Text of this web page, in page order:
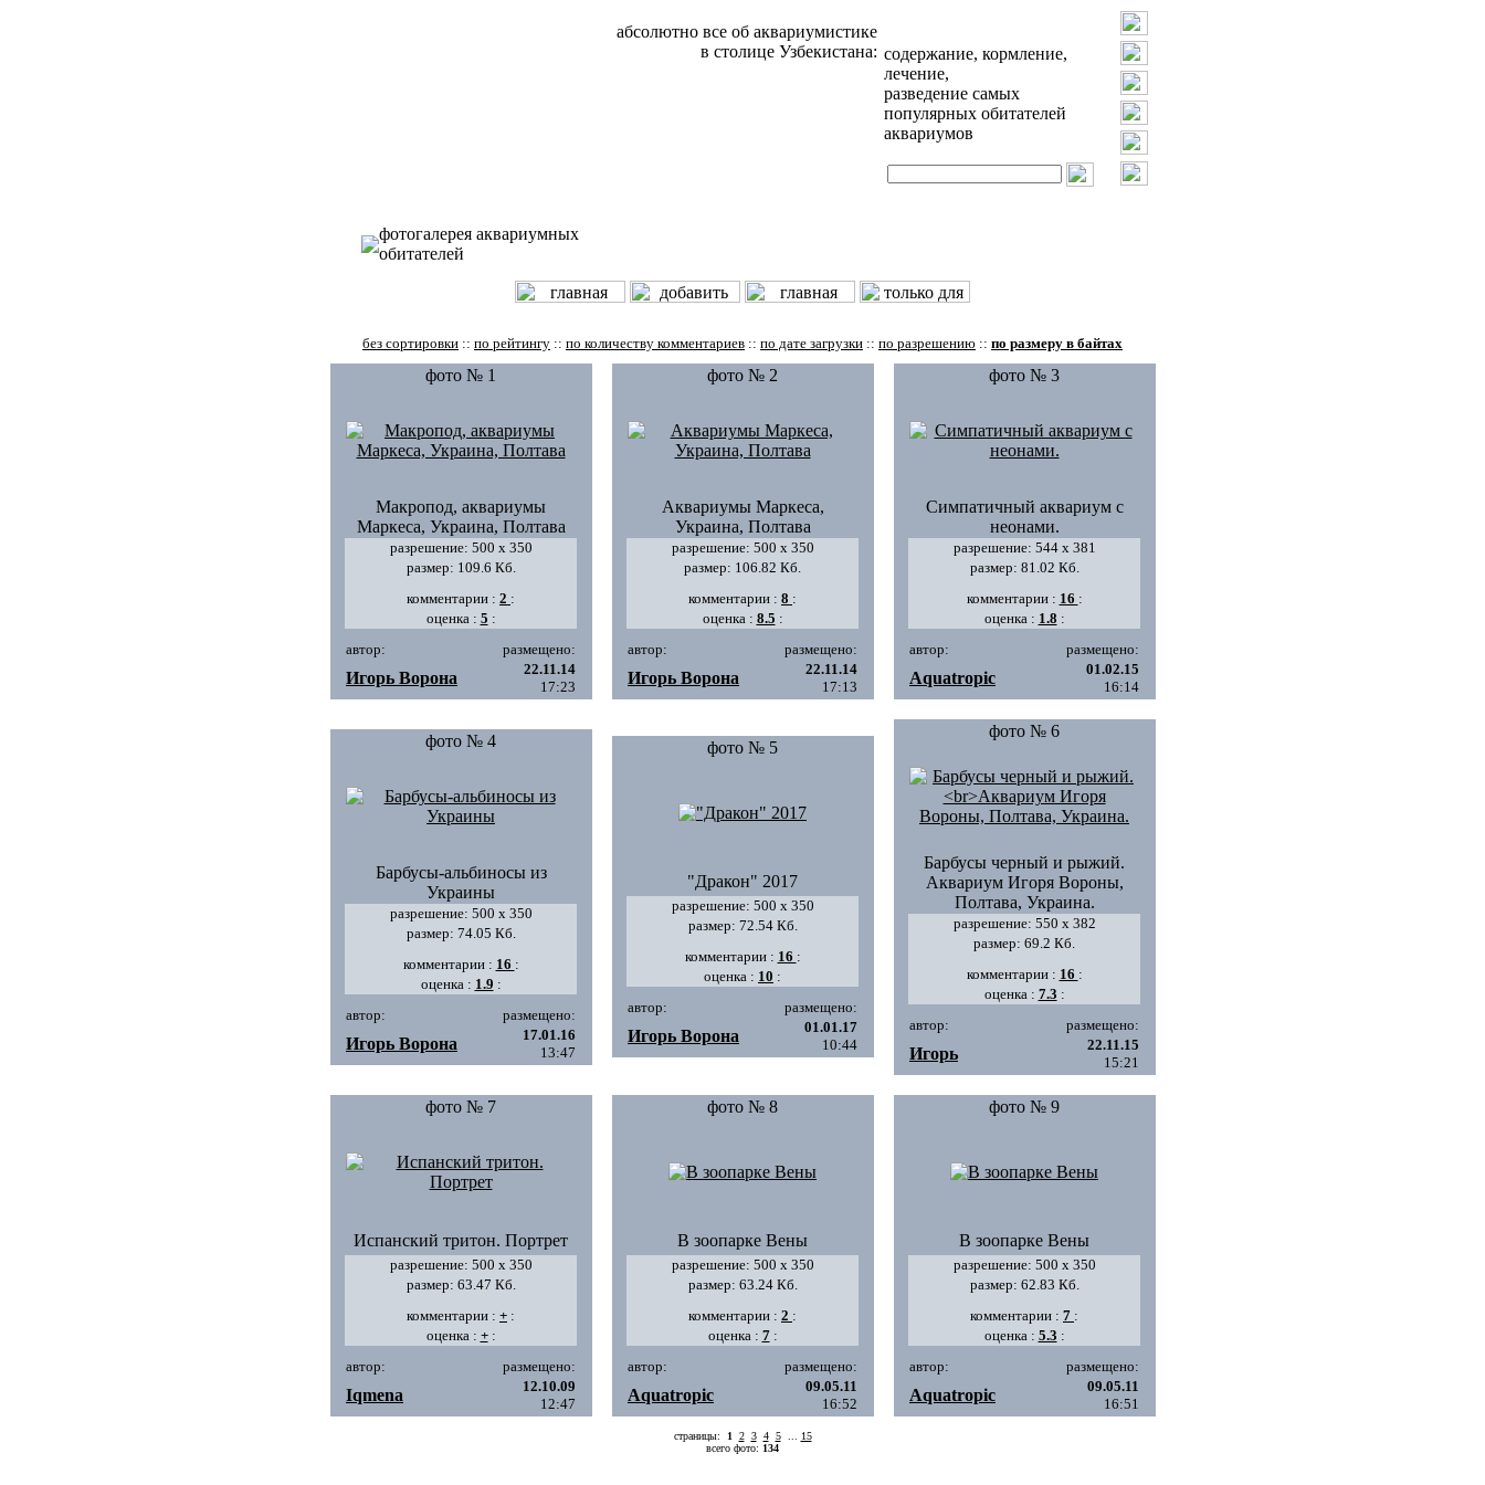
абсолютно все об аквариумистике
в столице Узбекистана: содержание, кормление,
лечение,
разведение самых
популярных обитателей
аквариумов
фотогалерея аквариумных
обитателей
без сортировки :: по рейтингу :: по количеству комментариев :: по дате загрузки :: по разрешению :: по размеру в байтах
фото № 1
Макропод, аквариумы
Маркеса, Украина, Полтава
разрешение: 500 х 350
размер: 109.6 Кб.
комментарии : 2 :
оценка : 5 :
автор:
размещено:
Игорь Ворона
22.11.14
17:23
фото № 2
Аквариумы Маркеса,
Украина, Полтава
разрешение: 500 х 350
размер: 106.82 Кб.
комментарии : 8 :
оценка : 8.5 :
автор:
размещено:
Игорь Ворона
22.11.14
17:13
фото № 3
Симпатичный аквариум с
неонами.
разрешение: 544 х 381
размер: 81.02 Кб.
комментарии : 16 :
оценка : 1.8 :
автор:
размещено:
Aquatropic
01.02.15
16:14
фото № 4
Барбусы-альбиносы из
Украины
разрешение: 500 х 350
размер: 74.05 Кб.
комментарии : 16 :
оценка : 1.9 :
автор:
размещено:
Игорь Ворона
17.01.16
13:47
фото № 5
"Дракон" 2017
разрешение: 500 х 350
размер: 72.54 Кб.
комментарии : 16 :
оценка : 10 :
автор:
размещено:
Игорь Ворона
01.01.17
10:44
фото № 6
Барбусы черный и рыжий.
Аквариум Игоря Вороны,
Полтава, Украина.
разрешение: 550 х 382
размер: 69.2 Кб.
комментарии : 16 :
оценка : 7.3 :
автор:
размещено:
Игорь
22.11.15
15:21
фото № 7
Испанский тритон. Портрет
разрешение: 500 х 350
размер: 63.47 Кб.
комментарии : + :
оценка : +:
автор:
размещено:
Iqmena
12.10.09
12:47
фото № 8
В зоопарке Вены
разрешение: 500 х 350
размер: 63.24 Кб.
комментарии : 2 :
оценка : 7:
автор:
размещено:
Aquatropic
09.05.11
16:52
фото № 9
В зоопарке Вены
разрешение: 500 х 350
размер: 62.83 Кб.
комментарии : 7 :
оценка : 5.3 :
автор:
размещено:
Aquatropic
09.05.11
16:51
страницы: 1 2 3 4 5...
15
всего фото: 134